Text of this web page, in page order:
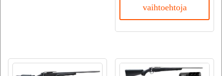
vaihtoehtoja